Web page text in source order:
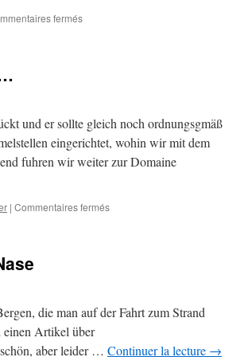
ferméssur
und er sollte gleich noch ordnungsgmäß
eingerichtet, wohin wir mit dem
fuhren wir weiter zur Domaine
| Commentaires ferméssur
die man auf der Fahrt zum Strand
einen Artikel über
aber leider … Continuer la lecture →